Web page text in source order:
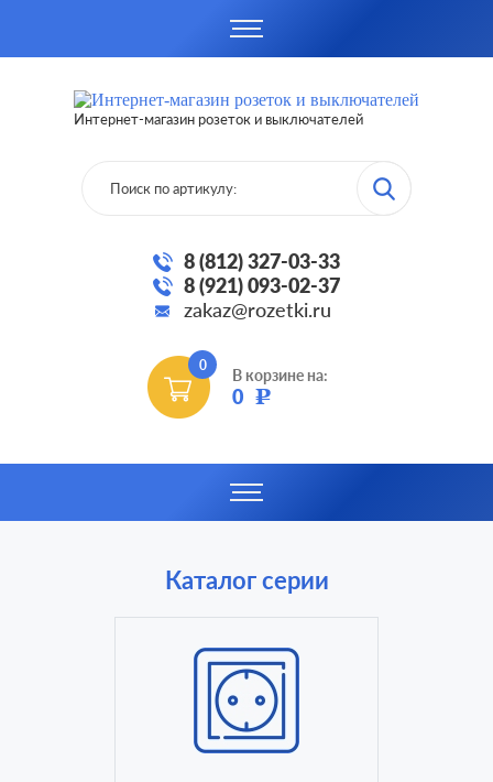
Интернет-магазин розеток и выключателей
8 (812) 327-03-33
8 (921) 093-02-37
zakaz@rozetki.ru
0
В корзине на:
0 Р
Каталог серии